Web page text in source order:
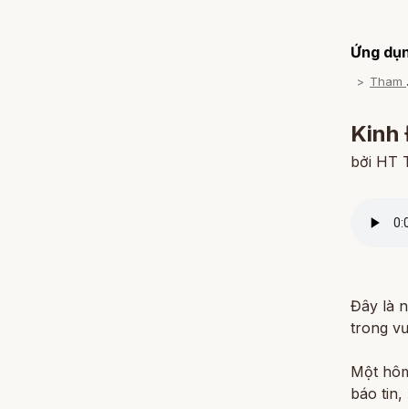
Ứng
Kinh
bởi HT
Đây là
trong
Một
báo tin,